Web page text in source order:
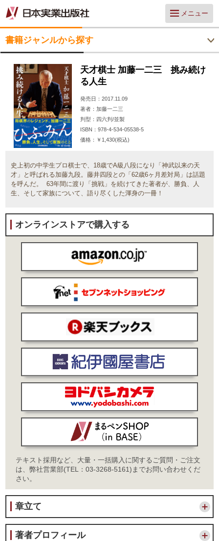
メニュー
書籍ジャンルから探す
天才棋士 加藤一二三 挑み続け
る人生
発売日
2017.11.09
著者
加藤一二三
判型
四六判/並製
ISBN
978-4-534-05538-5
価格
￥1,430(税込)
史上初の中学生プロ棋士で、18歳でA級八段になり「神武以来の天
才」と呼ばれる加藤九段。藤井四段との「62歳6ヶ月差対局」は話題
を呼んだ。 63年間に渡り「挑戦」を続けてきた著者が、勝負、人
生、そして家族について、語り尽くした渾身の一冊！
オンラインストアで購入する
テキスト採用など、大量・一括購入に関するご質問・ご注文
は、弊社営業部(TEL：03-3268-5161)までお問い合わせくだ
さい。
章立て
著者プロフィール